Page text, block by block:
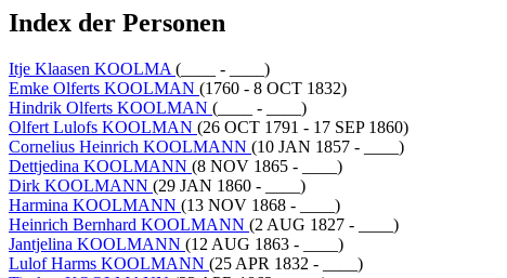
Index der Personen
Itje Klaasen KOOLMA (____ - ____)
Emke Olferts KOOLMAN (1760 - 8 OCT 1832)
Hindrik Olferts KOOLMAN (____ - ____)
Olfert Lulofs KOOLMAN (26 OCT 1791 - 17 SEP 1860)
Cornelius Heinrich KOOLMANN (10 JAN 1857 - ____)
Dettjedina KOOLMANN (8 NOV 1865 - ____)
Dirk KOOLMANN (29 JAN 1860 - ____)
Harmina KOOLMANN (13 NOV 1868 - ____)
Heinrich Bernhard KOOLMANN (2 AUG 1827 - ____)
Jantjelina KOOLMANN (12 AUG 1863 - ____)
Lulof Harms KOOLMANN (25 APR 1832 - ____)